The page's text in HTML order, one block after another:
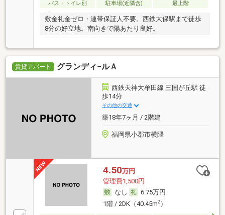
バス・トイレ別
駐車場(近隣含) 最上階
敷金礼金ゼロ・連帯保証人不要。西鉄大保駅まで徒歩
8分の好立地。南向きで陽あたり良好。
賃貸アパート グランディ−ルＡ
西鉄天神大牟田線 三国が丘駅 徒
歩14分
その他の交通
築18年7ヶ月 / 2階建
福岡県小郡市横隈
4.50万円
管理費1,500円
なし
6.75万円
1階 / 2DK（40.45m2）